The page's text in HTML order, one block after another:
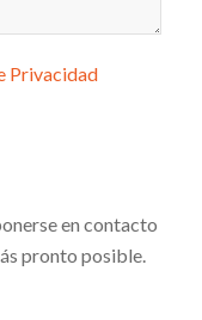
Privacidad
en contacto
pronto posible.